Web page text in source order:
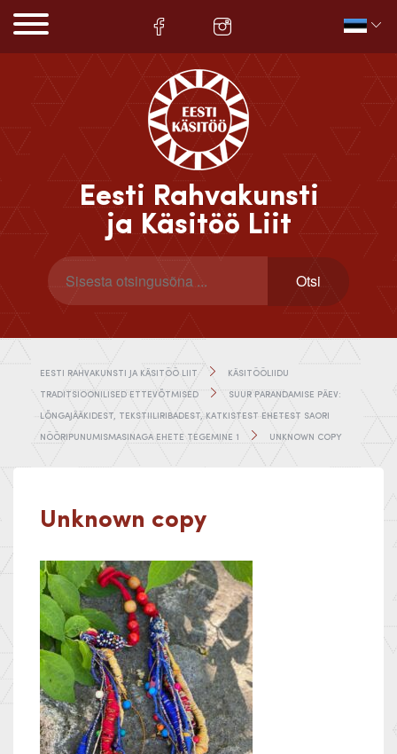
Eesti Rahvakunsti
ja Käsitöö Liit
EESTI RAHVAKUNSTI JA KÄSITÖÖ LIIT KÄSITÖÖLIIDU
TRADITSIOONILISED ETTEVÕTMISED SUUR PARANDAMISE PÄEV:
LÕNGAJÄÄKIDEST, TEKSTIILIRIBADEST, KATKISTEST EHETEST SAORI
NÖÖRIPUNUMISMASINAGA EHETE TEGEMINE 1 UNKNOWN COPY
Unknown copy